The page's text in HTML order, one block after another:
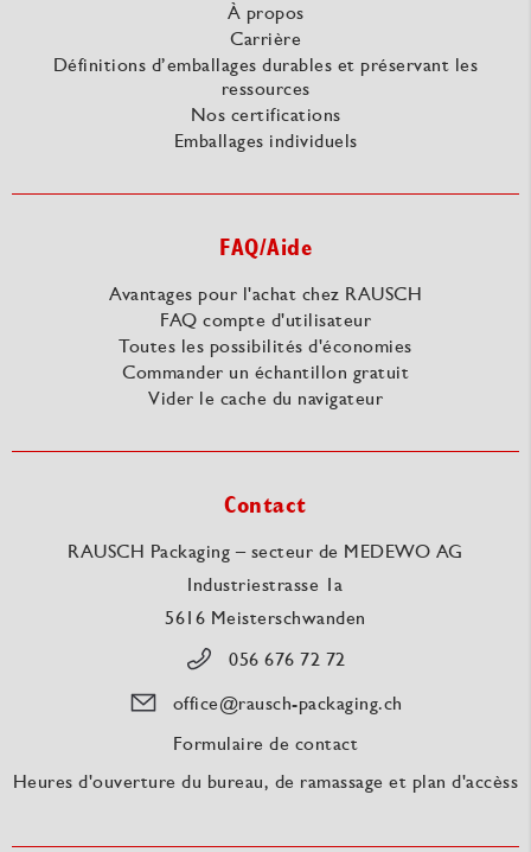
À propos
Carrière
Définitions d’emballages durables et préservant les
ressources
Nos certifications
Emballages individuels
FAQ/Aide
Avantages pour l'achat chez RAUSCH
FAQ compte d'utilisateur
Toutes les possibilités d'économies
Commander un échantillon gratuit
Vider le cache du navigateur
Contact
RAUSCH Packaging – secteur de MEDEWO AG
Industriestrasse 1a
5616 Meisterschwanden
056 676 72 72
office@rausch-packaging.ch
Formulaire de contact
Heures d'ouverture du bureau, de ramassage et plan d'accèss